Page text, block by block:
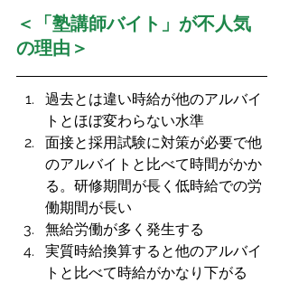
＜「塾講師バイト」が不人気
の理由＞
過去とは違い時給が他のアルバイ
トとほぼ変わらない水準
面接と採用試験に対策が必要で他
のアルバイトと比べて時間がかか
る。研修期間が長く低時給での労
働期間が長い
無給労働が多く発生する
実質時給換算すると他のアルバイ
トと比べて時給がかなり下がる